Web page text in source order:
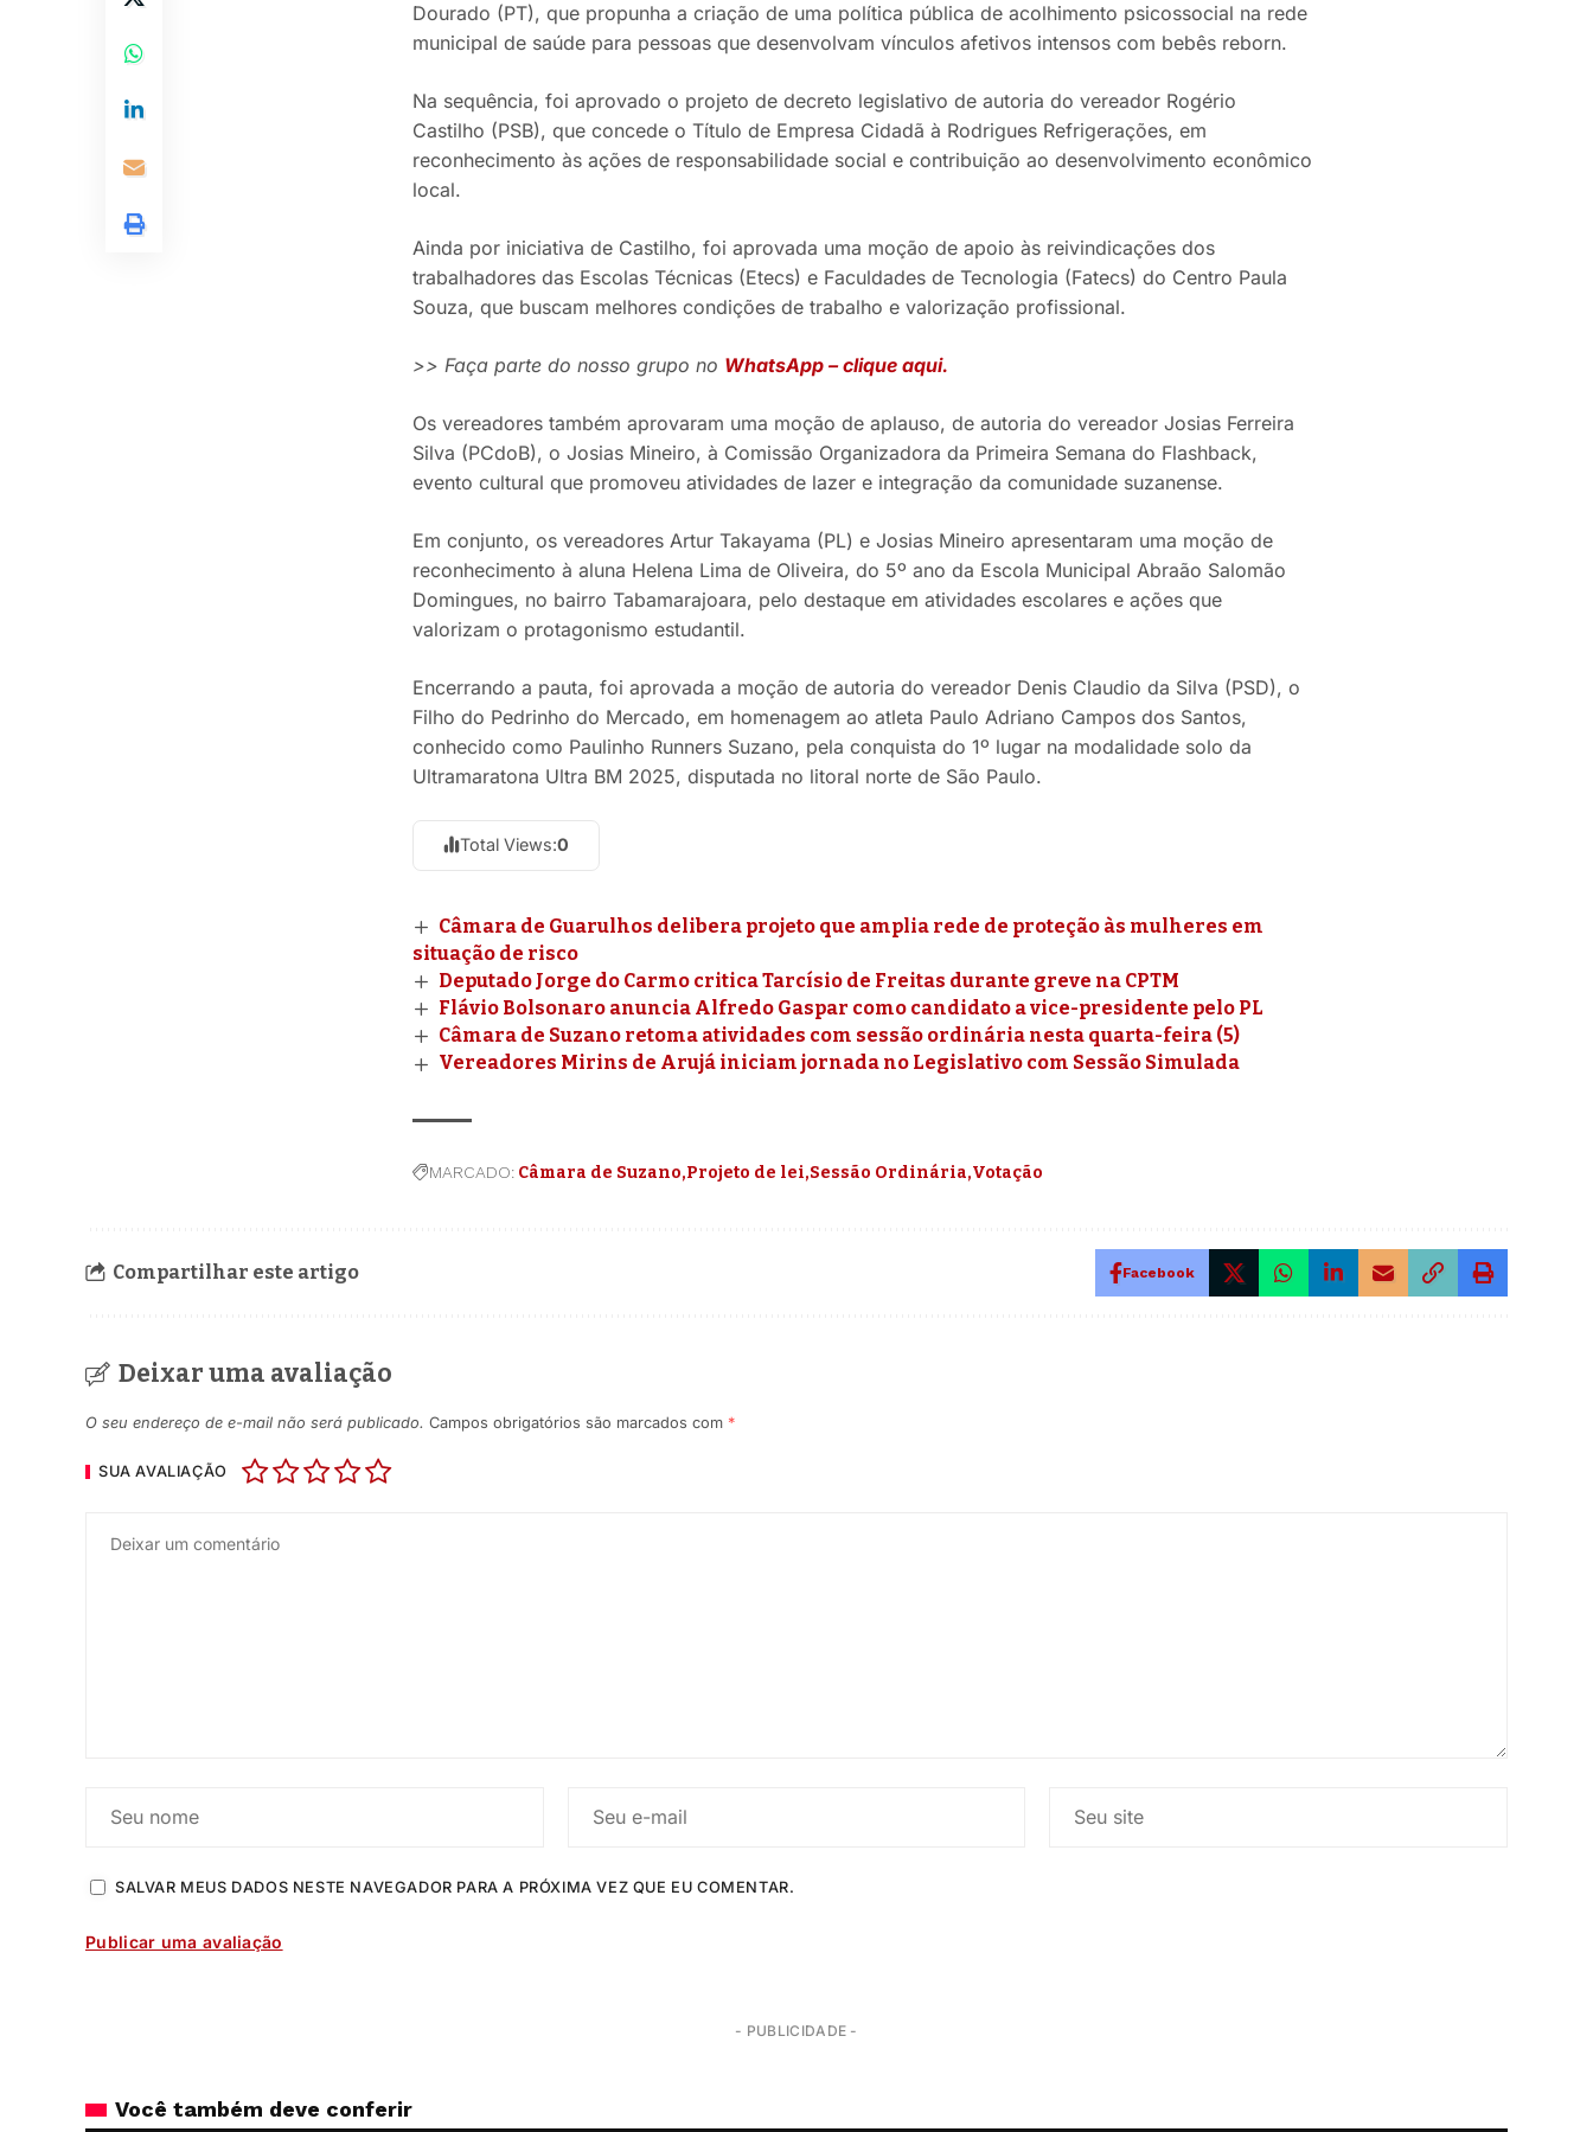
Dourado (PT), que propunha a criação de uma política pública de acolhimento psicossocial na rede
municipal de saúde para pessoas que desenvolvam vínculos afetivos intensos com bebês reborn.
Na sequência, foi aprovado o projeto de decreto legislativo de autoria do vereador Rogério
Castilho (PSB), que concede o Título de Empresa Cidadã à Rodrigues Refrigerações, em
reconhecimento às ações de responsabilidade social e contribuição ao desenvolvimento econômico
local.
Ainda por iniciativa de Castilho, foi aprovada uma moção de apoio às reivindicações dos
trabalhadores das Escolas Técnicas (Etecs) e Faculdades de Tecnologia (Fatecs) do Centro Paula
Souza, que buscam melhores condições de trabalho e valorização profissional.
>> Faça parte do nosso grupo no WhatsApp – clique aqui.
Os vereadores também aprovaram uma moção de aplauso, de autoria do vereador Josias Ferreira
Silva (PCdoB), o Josias Mineiro, à Comissão Organizadora da Primeira Semana do Flashback,
evento cultural que promoveu atividades de lazer e integração da comunidade suzanense.
Em conjunto, os vereadores Artur Takayama (PL) e Josias Mineiro apresentaram uma moção de
reconhecimento à aluna Helena Lima de Oliveira, do 5º ano da Escola Municipal Abraão Salomão
Domingues, no bairro Tabamarajoara, pelo destaque em atividades escolares e ações que
valorizam o protagonismo estudantil.
Encerrando a pauta, foi aprovada a moção de autoria do vereador Denis Claudio da Silva (PSD), o
Filho do Pedrinho do Mercado, em homenagem ao atleta Paulo Adriano Campos dos Santos,
conhecido como Paulinho Runners Suzano, pela conquista do 1º lugar na modalidade solo da
Ultramaratona Ultra BM 2025, disputada no litoral norte de São Paulo.
Total Views:0
Câmara de Guarulhos delibera projeto que amplia rede de proteção às mulheres em
situação de risco
Deputado Jorge do Carmo critica Tarcísio de Freitas durante greve na CPTM
Flávio Bolsonaro anuncia Alfredo Gaspar como candidato a vice-presidente pelo PL
Câmara de Suzano retoma atividades com sessão ordinária nesta quarta-feira (5)
Vereadores Mirins de Arujá iniciam jornada no Legislativo com Sessão Simulada
MARCADO: Câmara de Suzano Projeto de lei Sessão Ordinária Votação
Compartilhar este artigo Facebook
Deixar uma avaliação
O seu endereço de e-mail não será publicado. Campos obrigatórios são marcados com *
SUA AVALIAÇÃO
SALVAR MEUS DADOS NESTE NAVEGADOR PARA A PRÓXIMA VEZ QUE EU COMENTAR.
- PUBLICIDADE -
Você também deve conferir